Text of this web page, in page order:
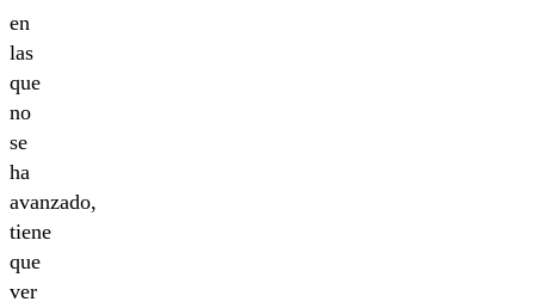
en
las
que
no
se
ha
avanzado,
tiene
que
ver